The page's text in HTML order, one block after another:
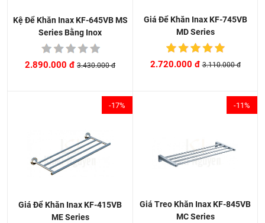
Kệ Để Khăn Inax KF-645VB MS
Series Bằng Inox
2.890.000 đ 3.430.000 đ
Giá Để Khăn Inax KF-745VB
MD Series
2.720.000 đ 3.110.000 đ
-17%
Giá Để Khăn Inax KF-415VB
ME Series
-11%
Giá Treo Khăn Inax KF-845VB
MC Series